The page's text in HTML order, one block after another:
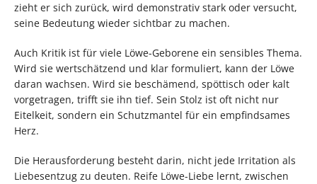
zieht er sich zurück, wird demonstrativ stark oder versucht,
seine Bedeutung wieder sichtbar zu machen.
Auch Kritik ist für viele Löwe-Geborene ein sensibles Thema.
Wird sie wertschätzend und klar formuliert, kann der Löwe
daran wachsen. Wird sie beschämend, spöttisch oder kalt
vorgetragen, trifft sie ihn tief. Sein Stolz ist oft nicht nur
Eitelkeit, sondern ein Schutzmantel für ein empfindsames
Herz.
Die Herausforderung besteht darin, nicht jede Irritation als
Liebesentzug zu deuten. Reife Löwe-Liebe lernt, zwischen